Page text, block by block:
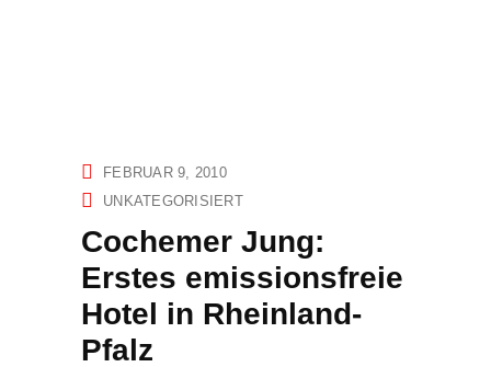
FEBRUAR 9, 2010
UNKATEGORISIERT
Cochemer Jung:
Erstes emissionsfreie
Hotel in Rheinland-
Pfalz